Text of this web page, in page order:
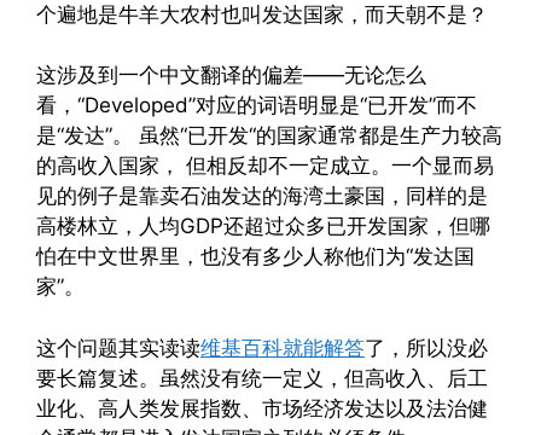
个遍地是牛羊大农村也叫发达国家，而天朝不是？
这涉及到一个中文翻译的偏差——无论怎么
看，“Developed”对应的词语明显是“已开发”而不
是“发达”。 虽然“已开发“的国家通常都是生产力较高
的高收入国家， 但相反却不一定成立。一个显而易
见的例子是靠卖石油发达的海湾土豪国，同样的是
高楼林立，人均GDP还超过众多已开发国家，但哪
怕在中文世界里，也没有多少人称他们为“发达国
家”。
这个问题其实读读维基百科就能解答了，所以没必
要长篇复述。虽然没有统一定义，但高收入、后工
业化、高人类发展指数、市场经济发达以及法治健